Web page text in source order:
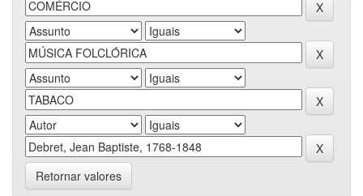
Retornar valores